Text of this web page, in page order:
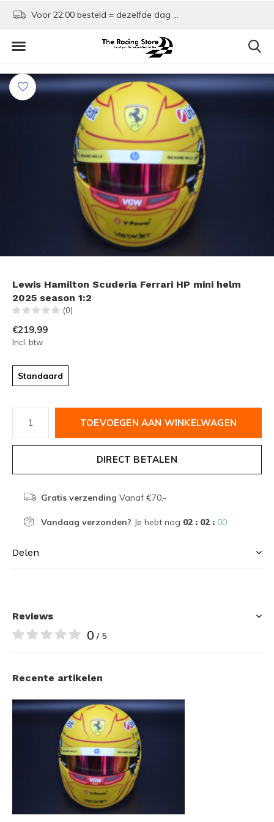
Voor 22:00 besteld = dezelfde dag verzonden!
Lewis Hamilton Scuderia Ferrari HP mini helm
2025 season 1:2
(0)
€219,99
Incl. btw
Standaard
TOEVOEGEN AAN WINKELWAGEN
DIRECT BETALEN
Gratis verzending Vanaf €70,-
Vandaag verzonden? Je hebt nog 02 : 02 : 00
Delen
Reviews
0 / 5
Recente artikelen